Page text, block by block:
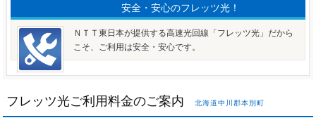
安全・安心のフレッツ光！
ＮＴＴ東日本が提供する高速光回線「フレッツ光」だから
こそ、ご利用は安全・安心です。
フレッツ光ご利用料金のご案内 北海道中川郡本別町